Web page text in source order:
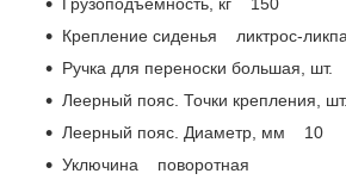
Грузоподъемность, кг 150
Крепление сиденья ликтрос-
Ручка для переноски большая,
Леерный пояс. Точки крепления,
Леерный пояс. Диаметр, мм 10
Уключина поворотная